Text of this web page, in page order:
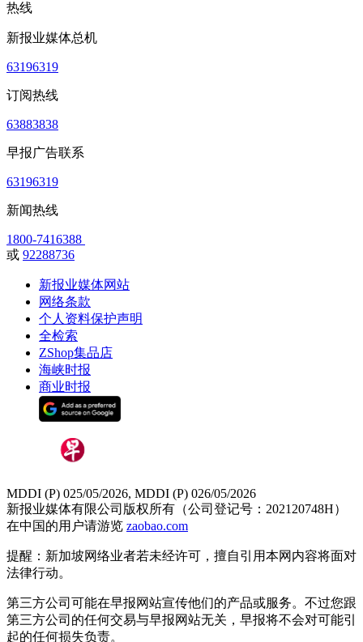
热线
新报业媒体总机
63196319
订阅热线
63883838
早报广告联系
63196319
新闻热线
1800-7416388
或 92288736
新报业媒体网站
网络条款
个人资料保护声明
全检索
ZShop集品店
海峡时报
商业时报
MDDI (P) 025/05/2026, MDDI (P) 026/05/2026
新报业媒体有限公司版权所有（公司登记号：202120748H）
在中国的用户请游览 zaobao.com
提醒：新加坡网络业者若未经许可，擅自引用本网内容将面对
法律行动。
第三方公司可能在早报网站宣传他们的产品或服务。不过您跟
第三方公司的任何交易与早报网站无关，早报将不会对可能引
起的任何损失负责。